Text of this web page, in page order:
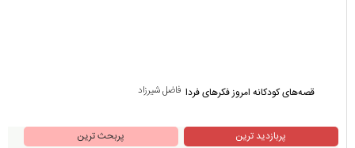
فاضل شیرزاد قصه‌های کودکانه امروز فکرهای فردا
پربازدید ترین
پربحث ترین